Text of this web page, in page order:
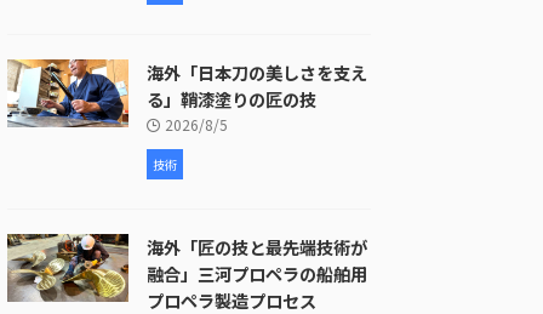
海外「日本刀の美しさを支え
る」鞘漆塗りの匠の技
2026/8/5
技術
海外「匠の技と最先端技術が
融合」三河プロペラの船舶用
プロペラ製造プロセス